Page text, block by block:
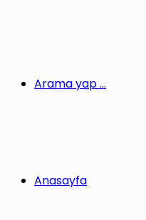
Arama yap ...
Anasayfa